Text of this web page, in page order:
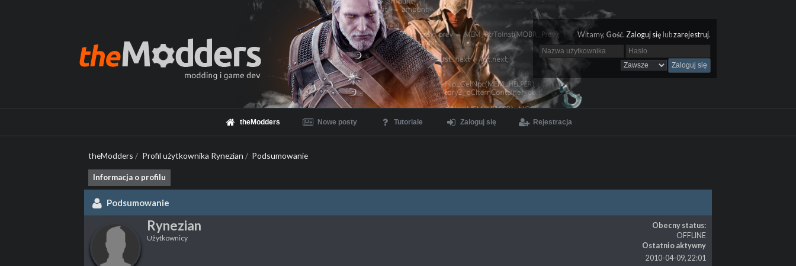
Witamy, Gość. Zaloguj się lubzarejestruj.
theModders Nowe posty Tutoriale Zaloguj się Rejestracja
theModders / Profil użytkownika Rynezian / Podsumowanie
Informacja o profilu
Podsumowanie
Rynezian
Użytkownicy
Obecny status:
OFFLINE
Ostatnio aktywny
2010-04-09, 22:01